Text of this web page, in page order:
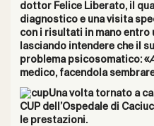
dottor Felice Liberato, il
diagnostico e una visita
con i risultati in mano entro
lasciando intendere che il
problema psicosomatico: «
medico, facendola
Una volta tornato a
CUP dell’Ospedale di
le prestazioni.